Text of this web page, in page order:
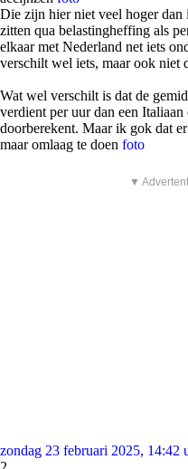
Die zijn hier niet veel hoger dan
zitten qua belastingheffing als
elkaar met Nederland net iets
verschilt wel iets, maar ook niet
Wat wel verschilt is dat de
verdient per uur dan een
doorberekent. Maar ik gok dat
maar omlaag te doen foto
▼
zondag 23 februari 2025, 14:42